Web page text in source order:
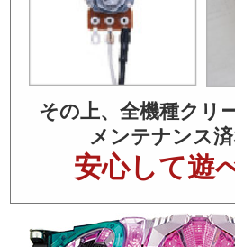
その上、全機種クリ
メンテナンス済
安心して遊